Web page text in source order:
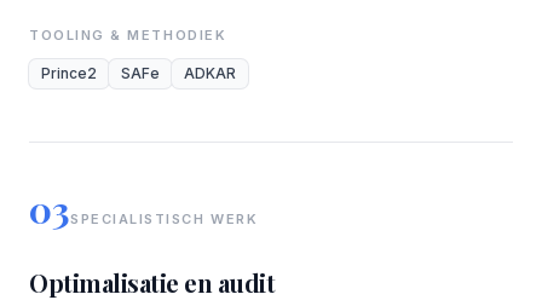
TOOLING & METHODIEK
Prince2 SAFe ADKAR
03SPECIALISTISCH WERK
Optimalisatie en audit